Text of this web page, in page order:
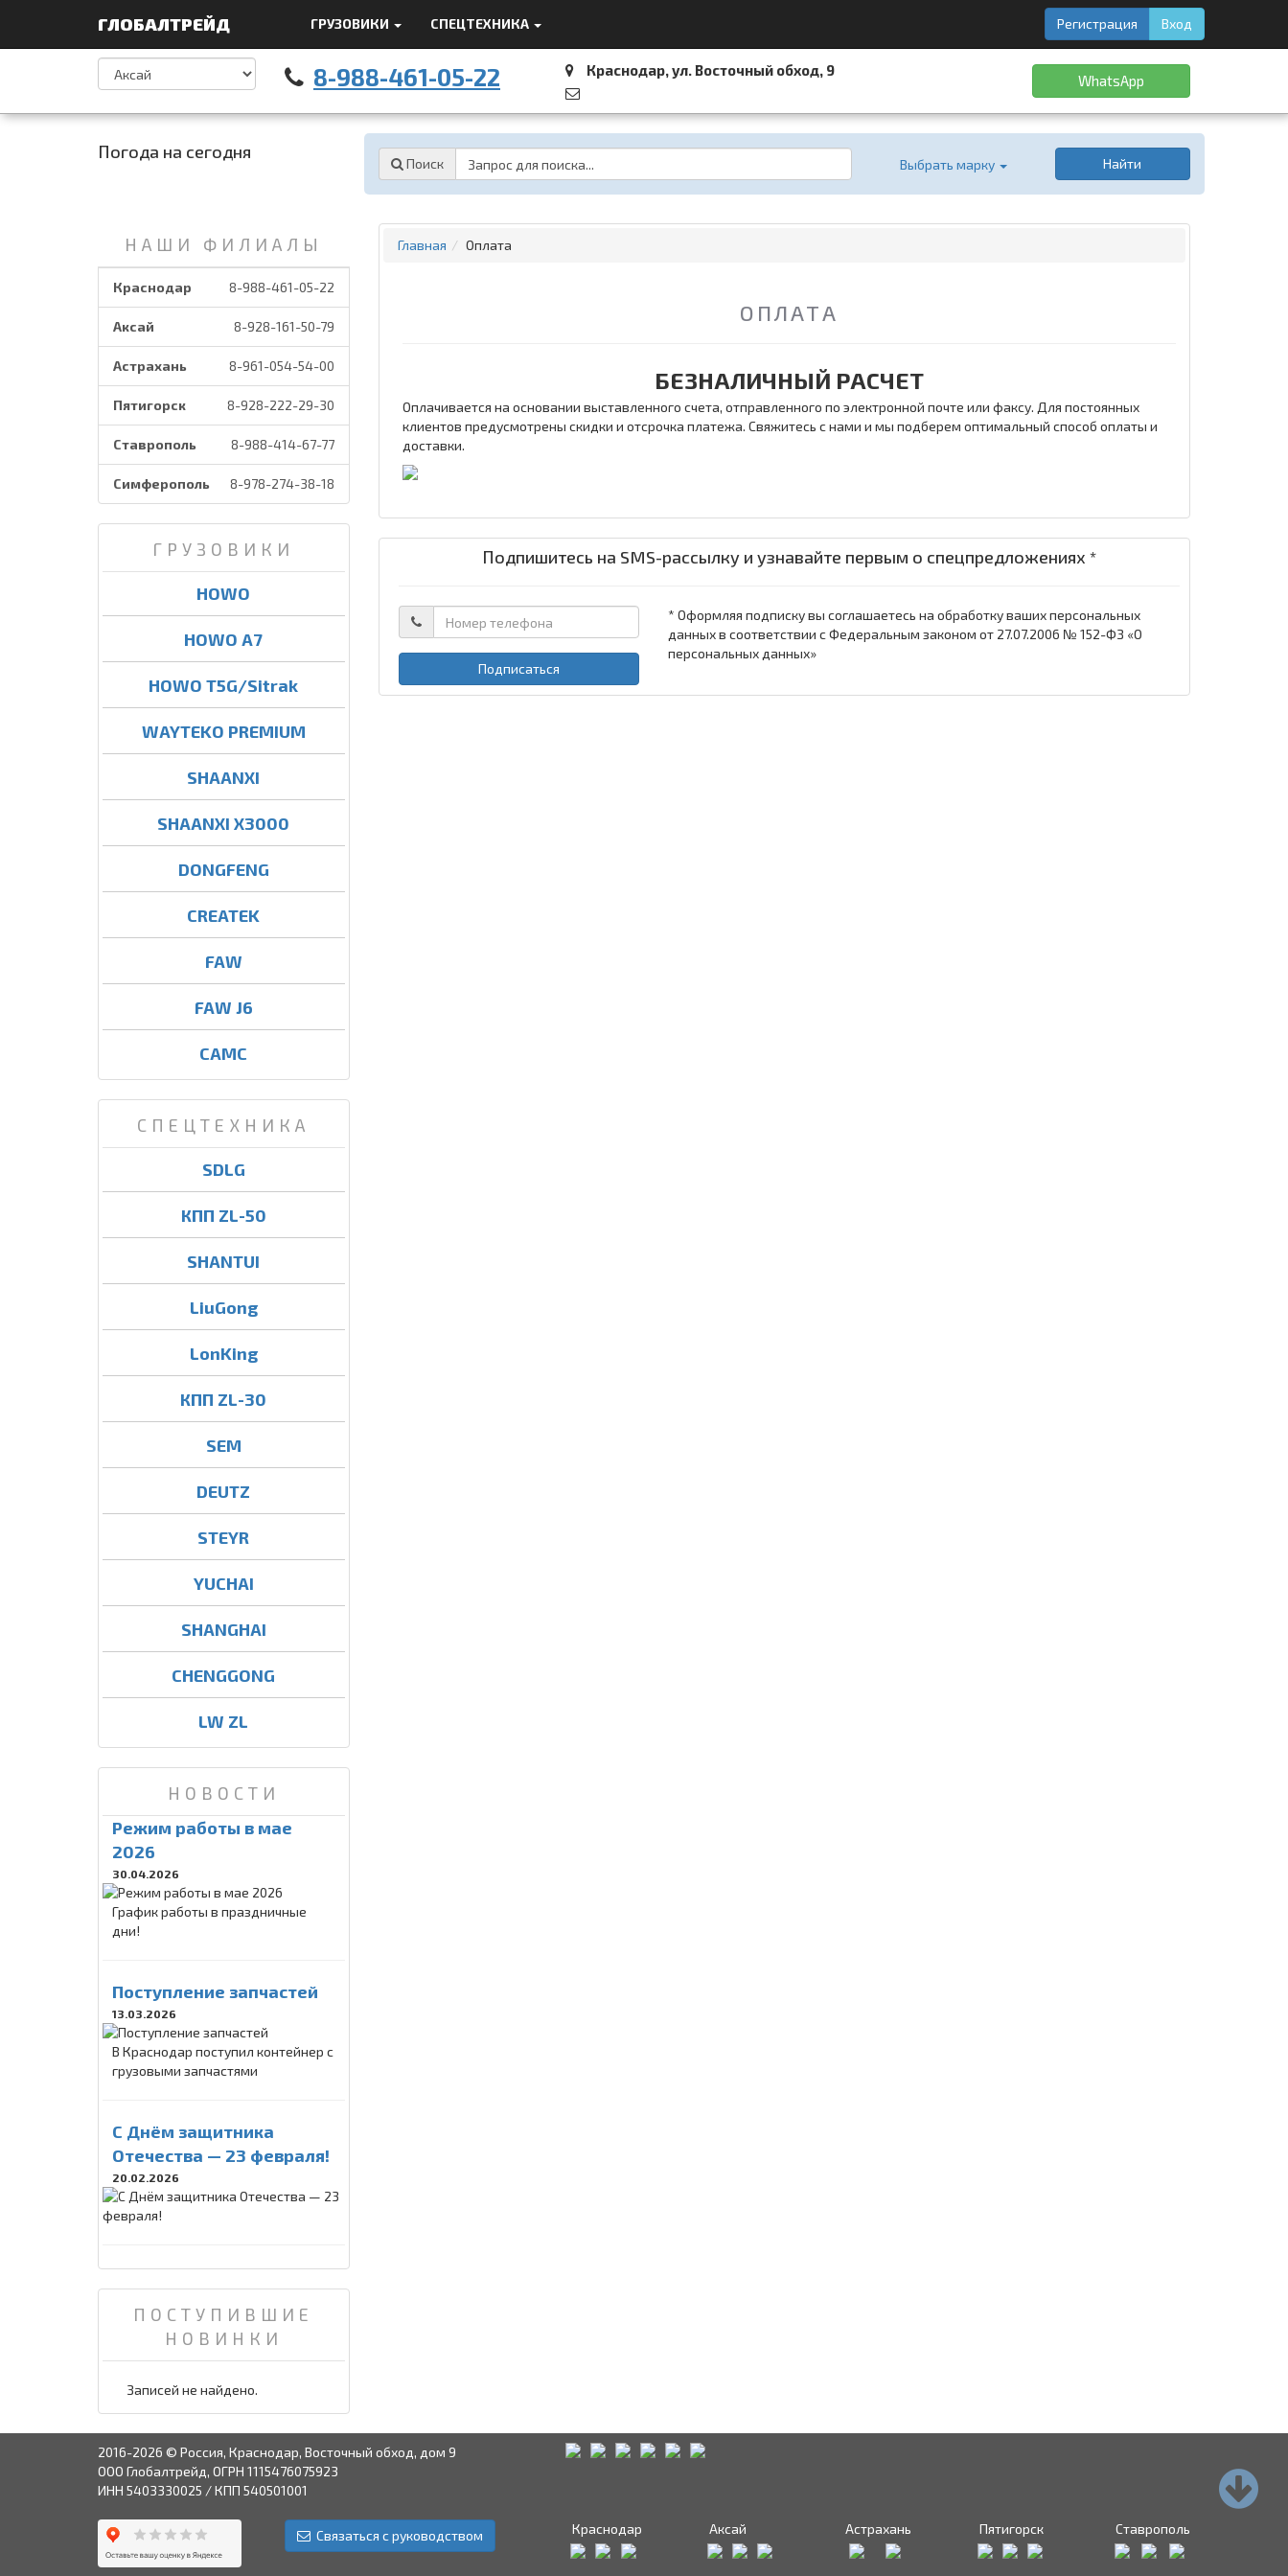
ГЛОБАЛТРЕЙД ГРУЗОВИКИ СПЕЦТЕХНИКА Регистрация Вход
8-988-461-05-22 Краснодар, ул. Восточный обход, 9
WhatsApp
Погода на сегодня
Поиск Выбрать марку Найти
НАШИ ФИЛИАЛЫ
Краснодар 8-988-461-05-22
Аксай 8-928-161-50-79
Астрахань 8-961-054-54-00
Пятигорск 8-928-222-29-30
Ставрополь 8-988-414-67-77
Симферополь 8-978-274-38-18
ГРУЗОВИКИ
HOWO
HOWO A7
HOWO T5G/Sitrak
WAYTEKO PREMIUM
SHAANXI
SHAANXI X3000
DONGFENG
CREATEK
FAW
FAW J6
CAMC
СПЕЦТЕХНИКА
SDLG
КПП ZL-50
SHANTUI
LiuGong
LonKing
КПП ZL-30
SEM
DEUTZ
STEYR
YUCHAI
SHANGHAI
CHENGGONG
LW ZL
НОВОСТИ
Режим работы в мае
2026
30.04.2026
График работы в праздничные
дни!
Поступление запчастей
13.03.2026
В Краснодар поступил контейнер с
грузовыми запчастями
C Днём защитника
Отечества — 23 февраля!
20.02.2026
ПОСТУПИВШИЕ
НОВИНКИ
Записей не найдено.
Главная Оплата
ОПЛАТА
БЕЗНАЛИЧНЫЙ РАСЧЕТ
Оплачивается на основании выставленного счета, отправленного по электронной почте или факсу. Для постоянных
клиентов предусмотрены скидки и отсрочка платежа. Свяжитесь с нами и мы подберем оптимальный способ оплаты и
доставки.
Подпишитесь на SMS-рассылку и узнавайте первым о спецпредложениях *
Подписаться
* Оформляя подписку вы соглашаетесь на обработку ваших персональных
данных в соответствии с Федеральным законом от 27.07.2006 № 152-ФЗ «О
персональных данных»
2016-2026 © Россия, Краснодар, Восточный обход, дом 9
ООО Глобалтрейд, ОГРН 1115476075923
ИНН 5403330025 / КПП 540501001
Связаться с руководством Краснодар Аксай Астрахань Пятигорск Ставрополь